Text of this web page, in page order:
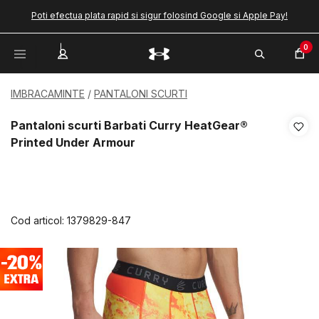
Poti efectua plata rapid si sigur folosind Google si Apple Pay!
0
IMBRACAMINTE PANTALONI SCURTI
Pantaloni scurti Barbati Curry HeatGear®
Printed Under Armour
Cod articol: 1379829-847